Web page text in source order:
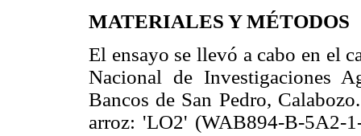
MATERIALES Y MÉTODOS
El ensayo se llevó a cabo en el
Nacional de Investigaciones
Bancos de San Pedro,
arroz: 'LO2' (WAB894-B-5A2-